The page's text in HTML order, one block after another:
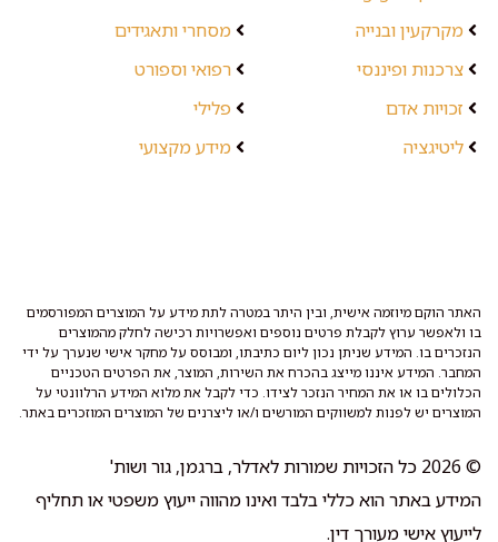
מקרקעין ובנייה
צרכנות ופיננסי
זכויות אדם
ליטיגציה
מסחרי ותאגידים
רפואי וספורט
פלילי
מידע מקצועי
האתר הוקם מיוזמה אישית, ובין היתר במטרה לתת מידע על המוצרים המפורסמים
בו ולאפשר ערוץ לקבלת פרטים נוספים ואפשרויות רכישה לחלק מהמוצרים
הנזכרים בו. המידע שניתן נכון ליום כתיבתו, ומבוסס על מחקר אישי שנערך על ידי
המחבר. המידע איננו מייצג בהכרח את השירות, המוצר, את הפרטים הטכניים
הכלולים בו או את המחיר הנזכר לצידו. כדי לקבל את מלוא המידע הרלוונטי על
המוצרים יש לפנות למשווקים המורשים ו/או ליצרנים של המוצרים המוזכרים באתר.
© 2026 כל הזכויות שמורות לאדלר, ברגמן, גור ושות'
המידע באתר הוא כללי בלבד ואינו מהווה ייעוץ משפטי או תחליף
לייעוץ אישי מעורך דין.